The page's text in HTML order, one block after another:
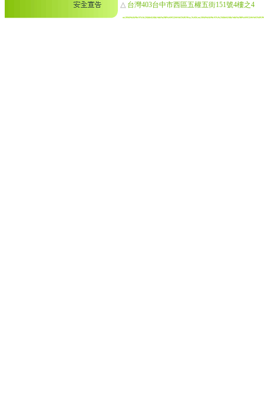
△ 台灣403台中市西區五權五街151號4樓之4